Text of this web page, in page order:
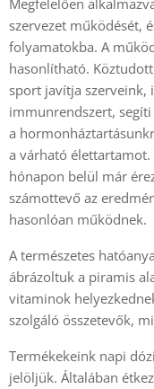
Megfelelően
szervezet működését,
folyamatokba. A
hasonlítható.
sport javítja szerveink,
immunrendszert,
a
a várható
hónapon belül már
számottevő az
hasonlóan működnek.
A természetes
ábrázoltuk a piramis
vitaminok
szolgáló összetevők,
Termékekeink napi
jelöljük. Általában